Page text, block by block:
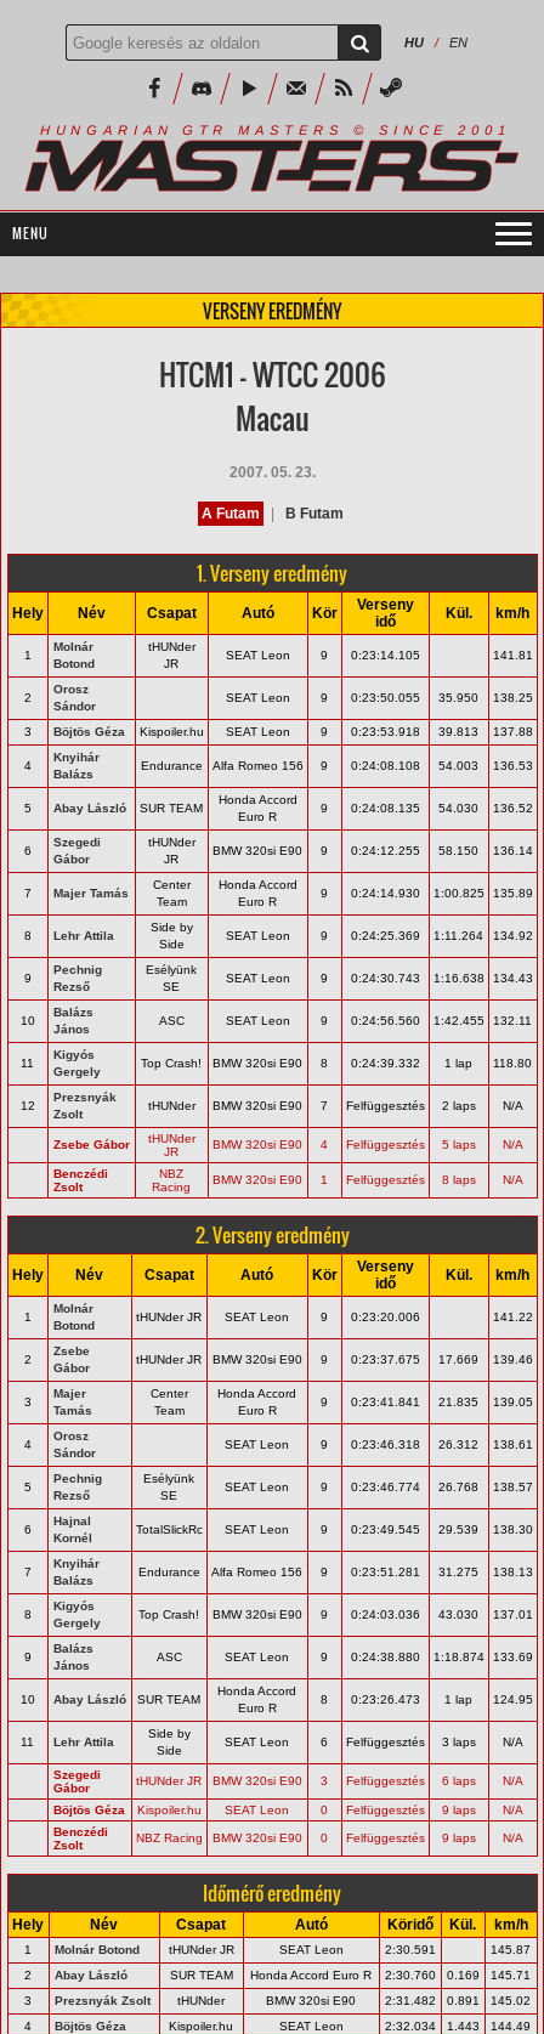
HU / EN
H U N G A R I A N G T R M A S T E R S © S I N C E 2 0 0 1
VERSENY EREDMÉNY
HTCM1 - WTCC 2006
Macau
2007. 05. 23.
A Futam B Futam
1. Verseny eredmény
Hely Név Csapat Autó Kör
Verseny
idő
Kül. km/h
1
Molnár
Botond
tHUNder
JR
SEAT Leon 9 0:23:14.105 141.81
2
Orosz
Sándor
SEAT Leon 9 0:23:50.055 35.950 138.25
3 Böjtös Géza Kispoiler.hu SEAT Leon 9 0:23:53.918 39.813 137.88
4
Knyihár
Balázs
Endurance Alfa Romeo 156 9 0:24:08.108 54.003 136.53
5 Abay László SUR TEAM
Honda Accord
Euro R
9 0:24:08.135 54.030 136.52
6
Szegedi
Gábor
tHUNder
JR
BMW 320si E90 9 0:24:12.255 58.150 136.14
7 Majer Tamás
Center
Team
Honda Accord
Euro R
9 0:24:14.930 1:00.825 135.89
8 Lehr Attila
Side by
Side
SEAT Leon 9 0:24:25.369 1:11.264 134.92
9
Pechnig
Rezső
Esélyünk
SE
SEAT Leon 9 0:24:30.743 1:16.638 134.43
10
Balázs
János
ASC SEAT Leon 9 0:24:56.560 1:42.455 132.11
11
Kigyós
Gergely
Top Crash! BMW 320si E90 8 0:24:39.332 1 lap 118.80
12
Prezsnyák
Zsolt
tHUNder BMW 320si E90 7 Felfüggesztés 2 laps N/A
Zsebe Gábor
tHUNder
JR
BMW 320si E90 4 Felfüggesztés 5 laps N/A
Benczédi
Zsolt
NBZ
Racing
BMW 320si E90 1 Felfüggesztés 8 laps N/A
2. Verseny eredmény
Hely Név Csapat Autó Kör
Verseny
idő
Kül. km/h
1
Molnár
Botond
tHUNder JR SEAT Leon 9 0:23:20.006 141.22
2
Zsebe
Gábor
tHUNder JR BMW 320si E90 9 0:23:37.675 17.669 139.46
3
Majer
Tamás
Center
Team
Honda Accord
Euro R
9 0:23:41.841 21.835 139.05
4
Orosz
Sándor
SEAT Leon 9 0:23:46.318 26.312 138.61
5
Pechnig
Rezső
Esélyünk
SE
SEAT Leon 9 0:23:46.774 26.768 138.57
6
Hajnal
Kornél
TotalSlickRc SEAT Leon 9 0:23:49.545 29.539 138.30
7
Knyihár
Balázs
Endurance Alfa Romeo 156 9 0:23:51.281 31.275 138.13
8
Kigyós
Gergely
Top Crash! BMW 320si E90 9 0:24:03.036 43.030 137.01
9
Balázs
János
ASC SEAT Leon 9 0:24:38.880 1:18.874 133.69
10 Abay László SUR TEAM
Honda Accord
Euro R
8 0:23:26.473 1 lap 124.95
11 Lehr Attila
Side by
Side
SEAT Leon 6 Felfüggesztés 3 laps N/A
Szegedi
Gábor
tHUNder JR BMW 320si E90 3 Felfüggesztés 6 laps N/A
Böjtös Géza Kispoiler.hu SEAT Leon 0 Felfüggesztés 9 laps
N/A
Benczédi
Zsolt
NBZ Racing BMW 320si E90 0 Felfüggesztés 9 laps N/A
Időmérő eredmény
Hely Név Csapat Autó Köridő Kül. km/h
1 Molnár Botond tHUNder JR SEAT Leon 2:30.591
145.87
2
Abay László SUR TEAM Honda Accord Euro R 2:30.760 0.169
145.71
3
Prezsnyák Zsolt tHUNder BMW 320si E90 2:31.482 0.891
145.02
4
Böjtös Géza Kispoiler.hu SEAT Leon 2:32.034 1.443
144.49